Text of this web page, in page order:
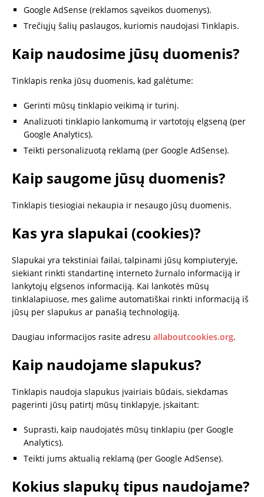
Google AdSense (reklamos sąveikos duomenys).
Trečiųjų šalių paslaugos, kuriomis naudojasi Tinklapis.
Kaip naudosime jūsų duomenis?
Tinklapis renka jūsų duomenis, kad galėtume:
Gerinti mūsų tinklapio veikimą ir turinį.
Analizuoti tinklapio lankomumą ir vartotojų elgseną (per
Google Analytics).
Teikti personalizuotą reklamą (per Google AdSense).
Kaip saugome jūsų duomenis?
Tinklapis tiesiogiai nekaupia ir nesaugo jūsų duomenis.
Kas yra slapukai (cookies)?
Slapukai yra tekstiniai failai, talpinami jūsų kompiuteryje,
siekiant rinkti standartinę interneto žurnalo informaciją ir
lankytojų elgsenos informaciją. Kai lankotės mūsų
tinklalapiuose, mes galime automatiškai rinkti informaciją iš
jūsų per slapukus ar panašią technologiją.
Daugiau informacijos rasite adresu allaboutcookies.org.
Kaip naudojame slapukus?
Tinklapis naudoja slapukus įvairiais būdais, siekdamas
pagerinti jūsų patirtį mūsų tinklapyje, įskaitant:
Suprasti, kaip naudojatės mūsų tinklapiu (per Google
Analytics).
Teikti jums aktualią reklamą (per Google AdSense).
Kokius slapukų tipus naudojame?